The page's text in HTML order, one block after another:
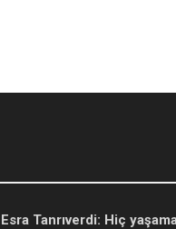
Esra Tanrıverdi: Hiç